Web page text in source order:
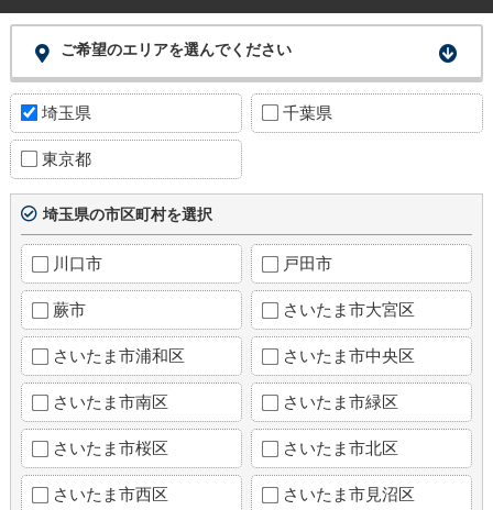
ご希望のエリアを選んでください
埼玉県 千葉県
東京都
埼玉県の市区町村を選択
川口市 戸田市
蕨市 さいたま市大宮区
さいたま市浦和区 さいたま市中央区
さいたま市南区 さいたま市緑区
さいたま市桜区 さいたま市北区
さいたま市西区 さいたま市見沼区